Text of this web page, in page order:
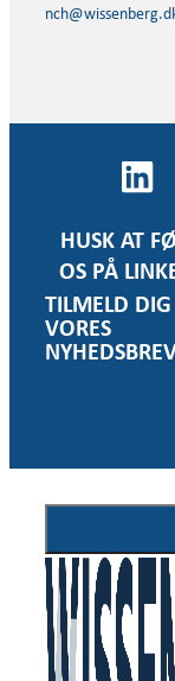
HUSK AT
OS PÅ
TILMELD DIG
VORES